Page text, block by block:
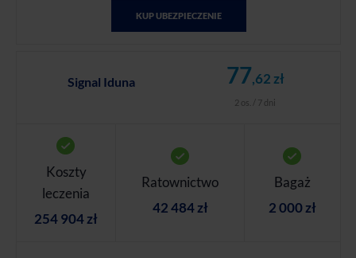
KUP UBEZPIECZENIE
Signal Iduna 77,62 zł
2 os. / 7 dni
Koszty
leczenia
254 904 zł
Ratownictwo
42 484 zł
Bagaż
2 000 zł